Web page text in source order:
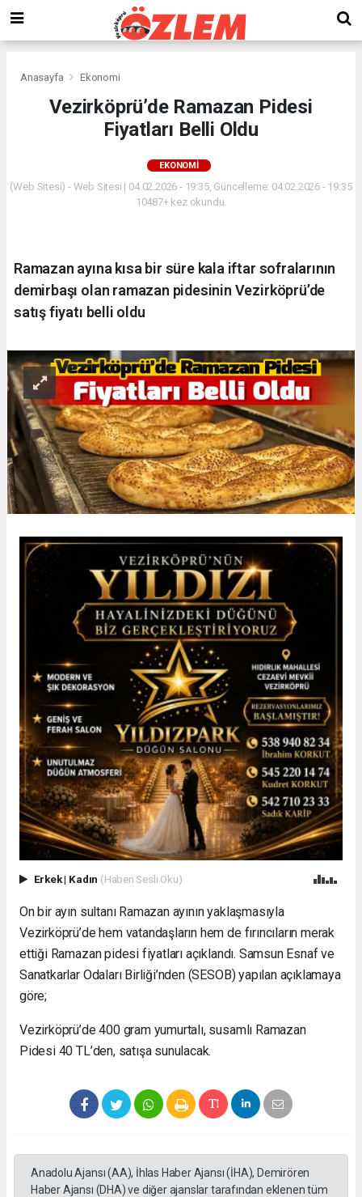
Anasayfa Ekonomi
Vezirköprü’de Ramazan Pidesi
Fiyatları Belli Oldu
EKONOMI
(Web Sitesi) - Web Sitesi | 04.02.2026 - 19:35, Güncelleme: 04.02.2026 - 19:35
10487+ kez okundu.
Ramazan ayına kısa bir süre kala iftar sofralarının
demirbaşı olan ramazan pidesinin Vezirköprü’de
satış fiyatı belli oldu
Erkek| Kadın (Haberi Sesli Oku)
On bir ayın sultanı Ramazan ayının yaklaşmasıyla
Vezirköprü’de hem vatandaşların hem de fırıncıların merak
ettiği Ramazan pidesi fiyatları açıklandı. Samsun Esnaf ve
Sanatkarlar Odaları Birliği’nden (SESOB) yapılan açıklamaya
göre;
Vezirköprü’de 400 gram yumurtalı, susamlı Ramazan
Pidesi 40 TL’den, satışa sunulacak.
Anadolu Ajansı (AA), İhlas Haber Ajansı (İHA), Demirören
Haber Ajansı (DHA) ve diğer ajanslar tarafından eklenen tüm